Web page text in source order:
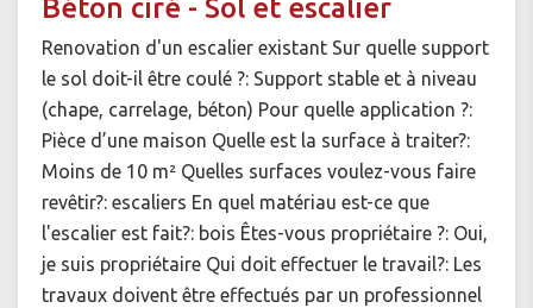
Béton ciré - Sol et escalier
Renovation d'un escalier existant Sur quelle support
le sol doit-il être coulé ?: Support stable et à niveau
(chape, carrelage, béton) Pour quelle application ?:
Pièce d’une maison Quelle est la surface à traiter?:
Moins de 10 m² Quelles surfaces voulez-vous faire
revêtir?: escaliers En quel matériau est-ce que
l'escalier est fait?: bois Êtes-vous propriétaire ?: Oui,
je suis propriétaire Qui doit effectuer le travail?: Les
travaux doivent être effectués par un professionnel